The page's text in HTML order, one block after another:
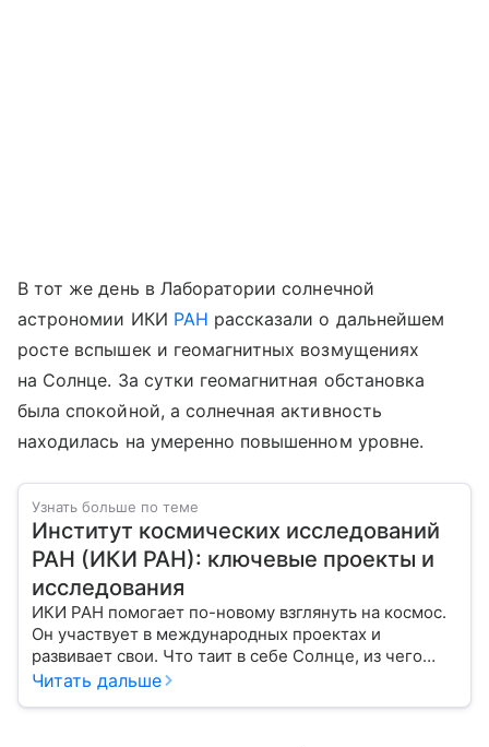
В тот же день в Лаборатории солнечной
астрономии ИКИ РАН рассказали о дальнейшем
росте вспышек и геомагнитных возмущениях
на Солнце. За сутки геомагнитная обстановка
была спокойной, а солнечная активность
находилась на умеренно повышенном уровне.
Узнать больше по теме
Институт космических исследований
РАН (ИКИ РАН): ключевые проекты и
исследования
ИКИ РАН помогает по-новому взглянуть на космос.
Он участвует в международных проектах и
развивает свои. Что таит в себе Солнце, из чего
состоят звезды и планеты — над этими загадками
Читать дальше